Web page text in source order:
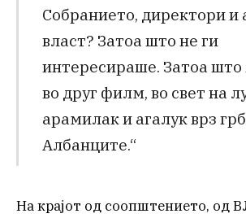
Собранието, директори и
власт? Затоа што не ги
интересираше. Затоа што
во друг филм, во свет на
арамилак и агалук врз
Албанците.“
На крајот од соопштението, од